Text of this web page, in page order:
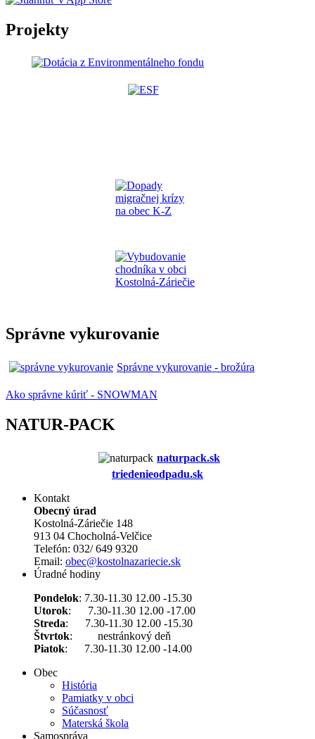
Projekty
Správne vykurovanie
Správne vykurovanie - brožúra
Ako správne kúriť - SNOWMAN
NATUR-PACK
naturpack.sk
triedenieodpadu.sk
Kontakt
Obecný úrad
Kostolná-Záriečie 148
913 04 Chocholná-Velčice
Telefón: 032/ 649 9320
Email: obec@kostolnazariecie.sk
Úradné hodiny
Pondelok: 7.30-11.30 12.00 -15.30
Utorok: 7.30-11.30 12.00 -17.00
Streda: 7.30-11.30 12.00 -15.30
Štvrtok: nestránkový deň
Piatok: 7.30-11.30 12.00 -14.00
Obec
História
Pamiatky v obci
Súčasnosť
Materská škola
Samospráva